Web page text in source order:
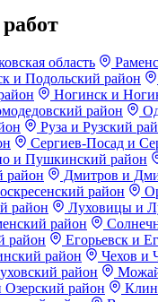
область
и Подольский район
Ногинск и
район
Руза и Рузский
Сергиев-Посад и
и Пушкинский район
район
Дмитров и
район
район
Луховицы и
район
район
Егорьевск и
район
Чехов и
район
район